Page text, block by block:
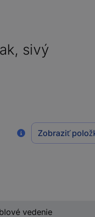
sivý
Zobraziť
vedenie